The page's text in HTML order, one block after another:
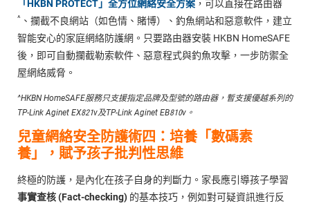
「HKBN PROTECT」全方位網絡安全方案 ，可以直接在路由器
^ 、攔截不良網站（如色情、賭博）、釣魚網站和惡意軟件，建立
智能安心的家庭網絡防護網。只要路由器安裝 HKBN HomeSAFE
後，即可自動攔截勒索軟件、惡意程式與釣魚攻擊，一步防禦全
屋網絡威脅。
^HKBN HomeSAFE服務只支援指定品牌及型號的路由器，暫支援優越系列的
TP-Link Aginet EX821v及TP-Link Aginet EB810v。
兒童網絡安全防護術四： 培養「數碼素
養」，賦予孩子批判性思維
終極的防護，是內化在孩子自身的判斷力。家長應引導孩子學習
事實查核 (Fact-checking) 的基本技巧，例如對可疑資訊進行反